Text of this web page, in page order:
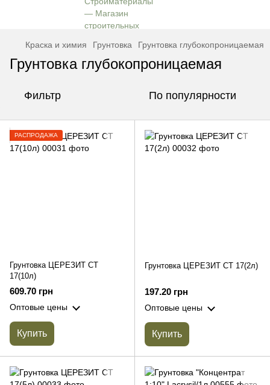
Краска и химия Грунтовка Грунтовка глубокопроницаемая
Грунтовка глубокопроницаемая
Фильтр По популярности
РАСПРОДАЖА
Грунтовка ЦЕРЕЗИТ СТ
17(10л)
609.70 грн
Оптовые цены
Купить
Грунтовка ЦЕРЕЗИТ СТ 17(2л)
197.20 грн
Оптовые цены
Купить